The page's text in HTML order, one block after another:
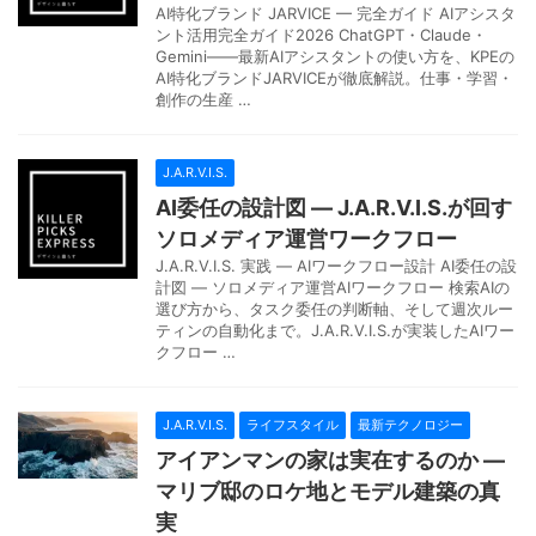
AI特化ブランド JARVICE — 完全ガイド AIアシスタ
ント活用完全ガイド2026 ChatGPT・Claude・
Gemini——最新AIアシスタントの使い方を、KPEの
AI特化ブランドJARVICEが徹底解説。仕事・学習・
創作の生産 …
J.A.R.V.I.S.
AI委任の設計図 — J.A.R.V.I.S.が回す
ソロメディア運営ワークフロー
J.A.R.V.I.S. 実践 — AIワークフロー設計 AI委任の設
計図 — ソロメディア運営AIワークフロー 検索AIの
選び方から、タスク委任の判断軸、そして週次ルー
ティンの自動化まで。J.A.R.V.I.S.が実装したAIワー
クフロー …
J.A.R.V.I.S. ライフスタイル 最新テクノロジー
アイアンマンの家は実在するのか —
マリブ邸のロケ地とモデル建築の真
実